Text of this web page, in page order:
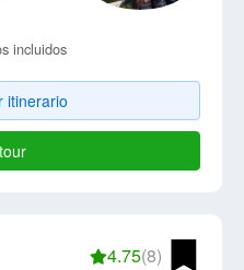
incluidos
itinerario
4.75(8)